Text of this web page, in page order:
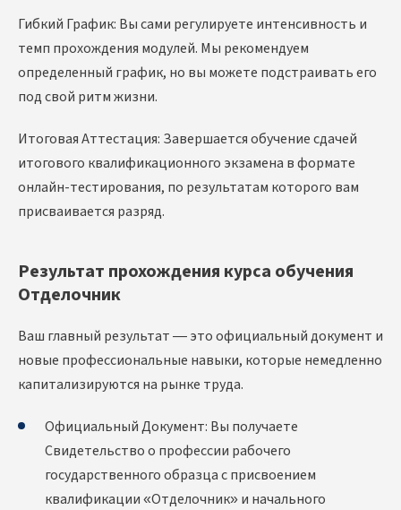
Гибкий График: Вы сами регулируете интенсивность и
темп прохождения модулей. Мы рекомендуем
определенный график, но вы можете подстраивать его
под свой ритм жизни.
Итоговая Аттестация: Завершается обучение сдачей
итогового квалификационного экзамена в формате
онлайн-тестирования, по результатам которого вам
присваивается разряд.
Результат прохождения курса обучения
Отделочник
Ваш главный результат — это официальный документ и
новые профессиональные навыки, которые немедленно
капитализируются на рынке труда.
Официальный Документ: Вы получаете
Свидетельство о профессии рабочего
государственного образца с присвоением
квалификации «Отделочник» и начального